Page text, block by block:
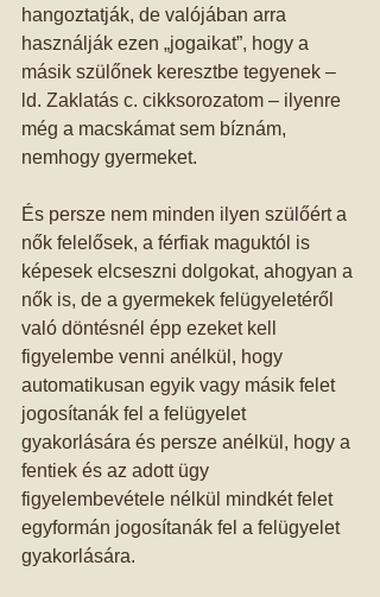
hangoztatják, de valójában arra
használják ezen „jogaikat”, hogy a
másik szülőnek keresztbe tegyenek –
ld. Zaklatás c. cikksorozatom – ilyenre
még a macskámat sem bíznám,
nemhogy gyermeket.
És persze nem minden ilyen szülőért a
nők felelősek, a férfiak maguktól is
képesek elcseszni dolgokat, ahogyan a
nők is, de a gyermekek felügyeletéről
való döntésnél épp ezeket kell
figyelembe venni anélkül, hogy
automatikusan egyik vagy másik felet
jogosítanák fel a felügyelet
gyakorlására és persze anélkül, hogy a
fentiek és az adott ügy
figyelembevétele nélkül mindkét felet
egyformán jogosítanák fel a felügyelet
gyakorlására.